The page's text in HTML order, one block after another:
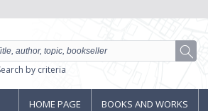
by criteria
HOME PAGE BOOKS AND WORKS